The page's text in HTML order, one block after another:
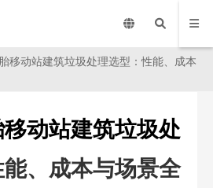
移动站建筑垃圾处理选型：性能、成本
动站建筑垃圾处
能、成本与场景全